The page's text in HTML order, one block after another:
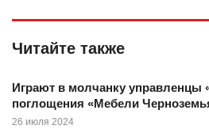
Читайте также
Играют в молчанку управленцы
поглощения «Мебели
26 июля 2024